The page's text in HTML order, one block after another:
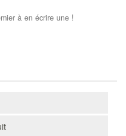
à en écrire une !